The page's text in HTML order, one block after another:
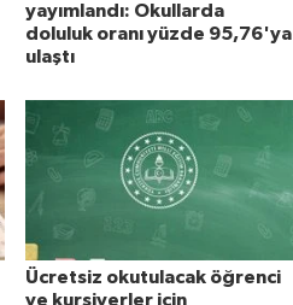
yayımlandı: Okullarda
doluluk oranı yüzde 95,76'ya
ulaştı
Ücretsiz okutulacak öğrenci
ve kursiyerler için